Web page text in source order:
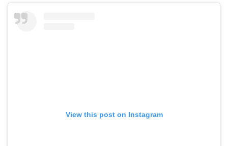
View this post on Instagram